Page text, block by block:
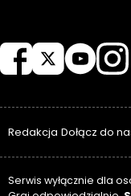
Redakcja Dołącz do
Serwis wyłącznie dla